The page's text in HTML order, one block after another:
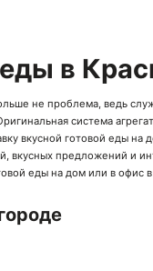
в
не проблема, ведь
система
вкусной готовой еды на
вкусных предложений и
еды на дом или в